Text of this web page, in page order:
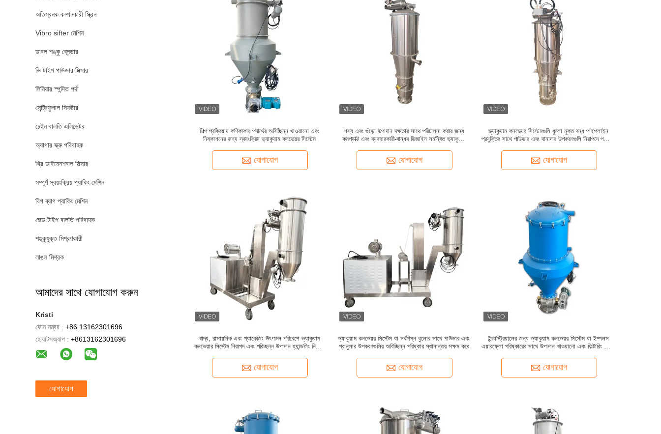
অতিস্বনক কম্পনকারী স্ক্রিন
Vibro sifter মেশিন
ডাবল শঙ্কু ব্লেন্ডার
ভি টাইপ পাউডার মিক্সার
লিনিয়ার স্পন্দিত পর্দা
সেন্ট্রিফুগাল সিফটার
চেইন বালতি এলিভেটর
অ্যাগার স্ক্রু পরিবাহক
থ্রি ডাইমেনশনাল মিক্সার
সম্পূর্ণ স্বয়ংক্রিয় প্যাকিং মেশিন
বিগ ব্যাগ প্যাকিং মেশিন
জেড টাইপ বালতি পরিবাহক
শঙ্কুযুক্ত মিশ্রণকারী
লাঙল মিশ্রক
আমাদের সাথে যোগাযোগ করুন
Kristi
ফোন নম্বর : +86 13162301696
হোয়াটসঅ্যাপ : +8613162301696
যোগাযোগ
শিল্প প্রক্রিয়ায় কণিকাকার পদার্থের অবিচ্ছিন্ন খাওয়ানো এবং
নিষ্কাশনের জন্য স্বয়ংক্রিয় ভ্যাকুয়াম কনভেয়র সিস্টেম
যোগাযোগ
শস্য এবং গুঁড়ো উপাদান দক্ষতার সাথে পরিচালনা করার জন্য
কমপ্যাক্ট এবং ব্যবহারকারী-বান্ধব ডিজাইন সমন্বিত ভ্যাকুয়াম
যোগাযোগ
ভ্যাকুয়াম কনভেয়র সিস্টেমগুলি ধুলো মুক্ত বন্ধ পাইপলাইন
প্রযুক্তির সাথে পাউডার এবং দানাদার উপকরণগুলি নিরাপদে পরিবহন
যোগাযোগ
খাদ্য, রাসায়নিক এবং প্যাকেজিং উৎপাদন পরিবেশে ভ্যাকুয়াম
কনভেয়ার সিস্টেম নিরাপদ এবং পরিচ্ছন্ন উপাদান হ্যান্ডলিং নিশ্চিত
যোগাযোগ
ভ্যাকুয়াম কনভেয়র সিস্টেম যা সর্বনিম্ন ধুলোর সাথে পাউডার এবং
গ্রানুলার উপকরণগুলির অবিচ্ছিন্ন পরিষ্কার স্থানান্তর সক্ষম করে
যোগাযোগ
ইন্ডাস্ট্রিয়ালের জন্য ভ্যাকুয়াম কনভেয়র সিস্টেম যা ইম্পলস
এয়ারফ্লো পরিষ্কারের সাথে উপাদান খাওয়ানো এবং ফিল্টারিং সক্ষম
যোগাযোগ